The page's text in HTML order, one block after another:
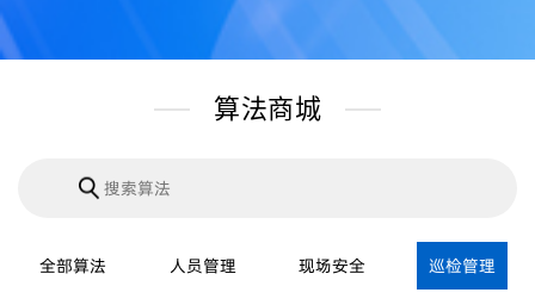
算法商城
全部算法 人员管理 现场安全
巡检管理